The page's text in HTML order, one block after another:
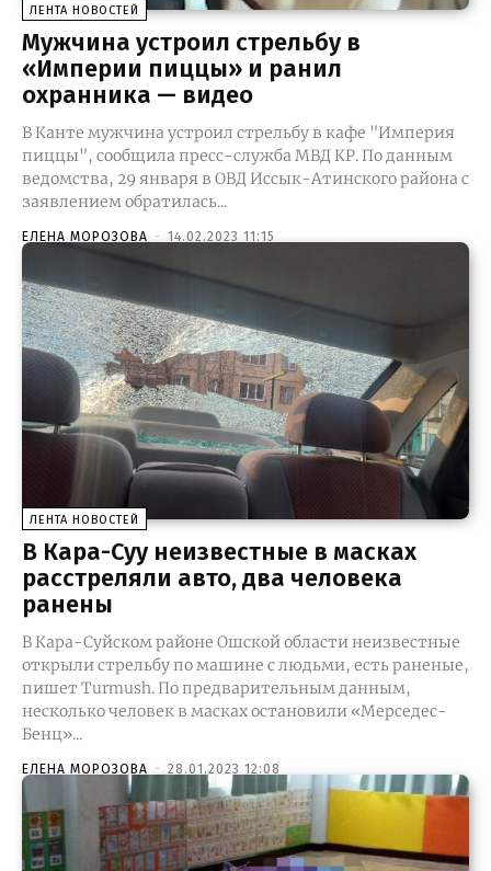
ЛЕНТА НОВОСТЕЙ
Мужчина устроил стрельбу в
«Империи пиццы» и ранил
охранника — видео
В Канте мужчина устроил стрельбу в кафе "Империя
пиццы", сообщила пресс-служба МВД КР. По данным
ведомства, 29 января в ОВД Иссык-Атинского района с
заявлением обратилась...
ЕЛЕНА МОРОЗОВА - 14.02.2023 11:15
ЛЕНТА НОВОСТЕЙ
В Кара-Суу неизвестные в масках
расстреляли авто, два человека
ранены
В Кара-Суйском районе Ошской области неизвестные
открыли стрельбу по машине с людьми, есть раненые,
пишет Turmush. По предварительным данным,
несколько человек в масках остановили «Мерседес-
Бенц»...
ЕЛЕНА МОРОЗОВА - 28.01.2023 12:08